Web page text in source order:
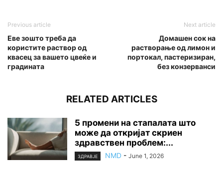
Previous article
Еве зошто треба да
користите раствор од
квасец за вашето цвеќе и
градината
Next article
Домашен сок на
растворање од лимон и
портокал, пастеризиран,
без конзерванси
RELATED ARTICLES
5 промени на стапалата што
може да откријат скриен
здравствен проблем:...
ЗДРАВЈЕ NMD - June 1, 2026